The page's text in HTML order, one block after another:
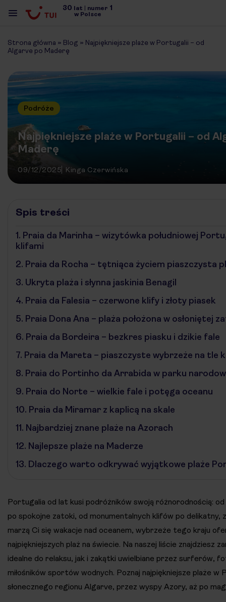
30 lat | numer 1
w Polsce
Strona główna » Blog » Najpiękniejsze plaże w Portugalii – od
Algarve po Maderę
Podróże
Najpiękniejsze plaże w Portugalii – od
Maderę
09/12/2025 Kinga Czerwińska
Spis treści
1. Praia da Marinha – wizytówka południowej
klifami
2. Praia da Rocha – tętniąca życiem piaszczysta
3. Ukryta plaża i słynna jaskinia Benagil
4. Praia da Falesia – czerwone klify i złoty piasek
5. Praia Dona Ana – plaża położona w osłoniętej
6. Praia da Bordeira – bezkres piasku i dzikie fale
7. Praia da Mareta – piaszczyste wybrzeże na tle
8. Praia do Portinho da Arrabida w parku
9. Praia do Norte – wielkie fale i potęga oceanu
10. Praia da Miramar z kaplicą na skale
11. Najbardziej znane plaże na Azorach
12. Najlepsze plaże na Maderze
13. Dlaczego warto odkrywać wyjątkowe plaże
Portugalia od lat kusi podróżników swoją różnorodnością:
po spokojne zatoki, od monumentalnych klifów po delikatny,
marzą Ci się wakacje nad oceanem, wybrzeże tego kraju
najpiękniejszych plaż na świecie. Na naszej liście znajdziesz
idealne do relaksu, jak i zakątki uwielbiane przez surferów,
miłośników sportów wodnych. Poznaj najpiękniejsze plaże w
słonecznego regionu Algarve, przez wyspy Azory, aż po